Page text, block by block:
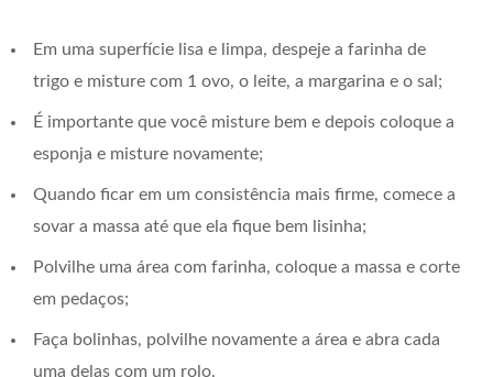
Em uma superfície lisa e limpa, despeje a farinha de
trigo e misture com 1 ovo, o leite, a margarina e o sal;
É importante que você misture bem e depois coloque a
esponja e misture novamente;
Quando ficar em um consistência mais firme, comece a
sovar a massa até que ela fique bem lisinha;
Polvilhe uma área com farinha, coloque a massa e corte
em pedaços;
Faça bolinhas, polvilhe novamente a área e abra cada
uma delas com um rolo.